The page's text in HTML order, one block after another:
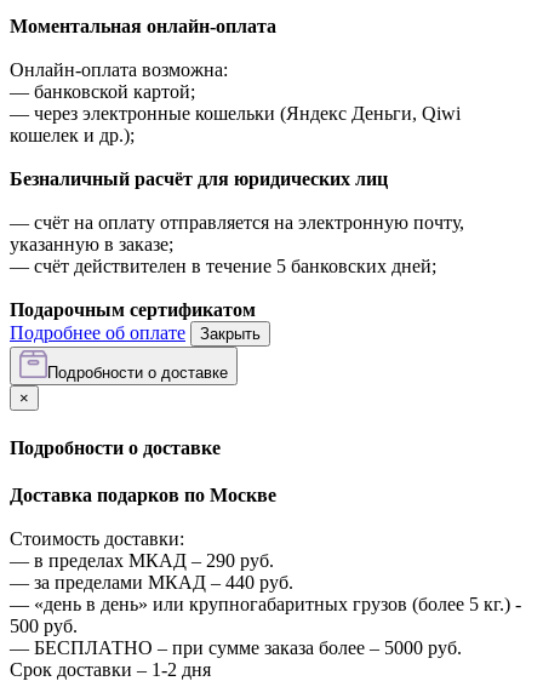
Моментальная онлайн-оплата
Онлайн-оплата возможна:
— банковской картой;
— через электронные кошельки (Яндекс Деньги, Qiwi
кошелек и др.);
Безналичный расчёт для юридических лиц
— счёт на оплату отправляется на электронную почту,
указанную в заказе;
— счёт действителен в течение 5 банковских дней;
Подарочным сертификатом
Подробнее об оплате
Закрыть
Подробности о доставке
×
Подробности о доставке
Доставка подарков по Москве
Стоимость доставки:
— в пределах МКАД – 290 руб.
— за пределами МКАД – 440 руб.
— «день в день» или крупногабаритных грузов (более 5 кг.) -
500 руб.
— БЕСПЛАТНО – при сумме заказа более – 5000 руб.
Срок доставки – 1-2 дня